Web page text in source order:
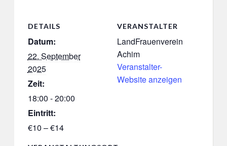
DETAILS
Datum:
22. September
2025
Zeit:
18:00 - 20:00
Eintritt:
€10 – €14
VERANSTALTER
LandFrauenverein
Achim
Veranstalter-
Website anzeigen